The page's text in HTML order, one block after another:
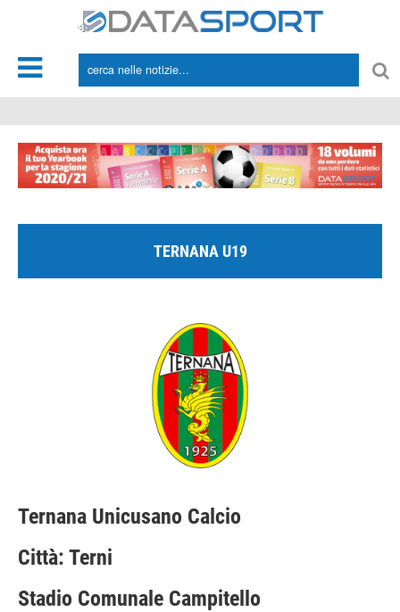
TERNANA U19
Ternana Unicusano Calcio
Città: Terni
Stadio Comunale Campitello